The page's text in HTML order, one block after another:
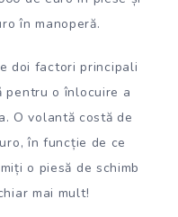
în manoperă.
doi factori principali
pentru o înlocuire a
O volantă costă de
în funcție de ce
o piesă de schimb
mai mult!